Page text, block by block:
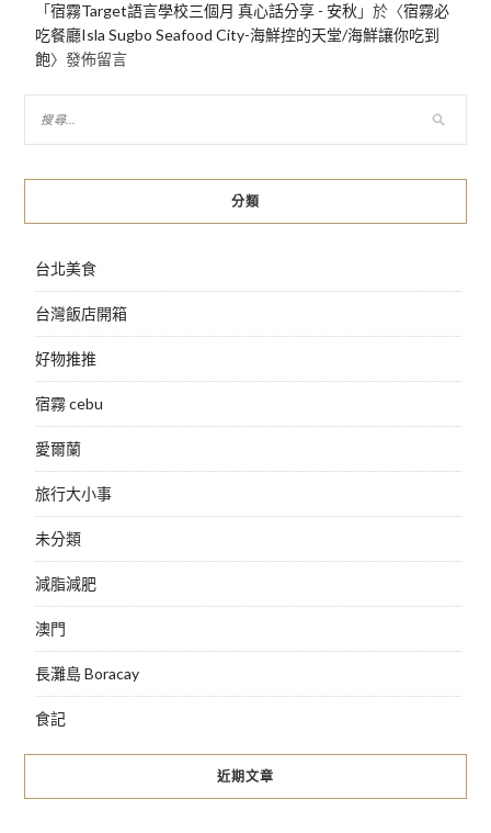
「宿霧Target語言學校三個月 真心話分享 - 安秋 」於〈宿霧必
吃餐廳Isla Sugbo Seafood City-海鮮控的天堂/海鮮讓你吃到
飽〉發佈留言
分類
台北美食
台灣飯店開箱
好物推推
宿霧 cebu
愛爾蘭
旅行大小事
未分類
減脂減肥
澳門
長灘島 Boracay
食記
近期文章